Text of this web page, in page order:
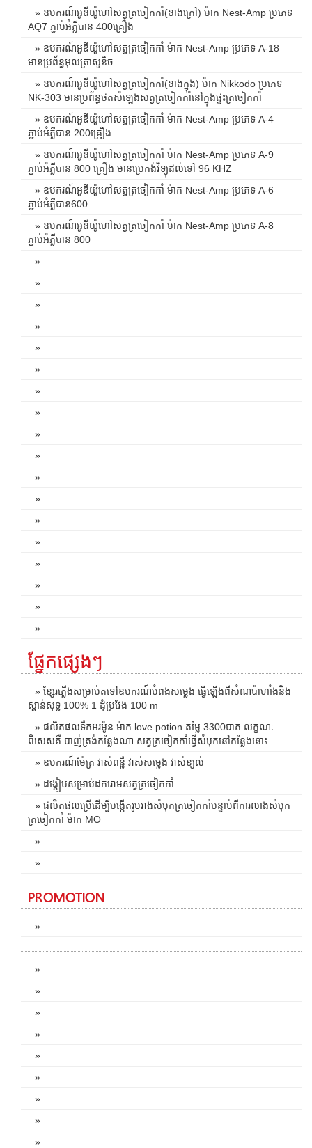
» ឧបករណ៍អូឌីយ៉ូហៅសត្វត្រចៀកកាំ(ខាងក្រៅ) ម៉ាក Nest-Amp ប្រភេទ
AQ7 ភ្ជាប់អំភ្លីបាន 400គ្រឿង
» ឧបករណ៍អូឌីយ៉ូហៅសត្វត្រចៀកកាំ ម៉ាក Nest-Amp ប្រភេទ A-18
មានប្រព័ន្ធអុលត្រាសូនិច
» ឧបករណ៍អូឌីយ៉ូហៅសត្វត្រចៀកកាំ(ខាងក្នុង) ម៉ាក Nikkodo ប្រភេទ
NK-303 មានប្រព័ន្ធថតសំឡេងសត្វត្រចៀកកាំនៅក្នុងផ្ទះត្រចៀកកាំ
» ឧបករណ៍អូឌីយ៉ូហៅសត្វត្រចៀកកាំ ម៉ាក Nest-Amp ប្រភេទ A-4
ភ្ជាប់អំភ្លីបាន 200គ្រឿង
» ឧបករណ៍អូឌីយ៉ូហៅសត្វត្រចៀកកាំ ម៉ាក Nest-Amp ប្រភេទ A-9
ភ្ជាប់អំភ្លីបាន 800 គ្រឿង មានប្រេកង់វិទ្យុដល់ទៅ 96 KHZ
» ឧបករណ៍អូឌីយ៉ូហៅសត្វត្រចៀកកាំ ម៉ាក Nest-Amp ប្រភេទ A-6
ភ្ជាប់អំភ្លីបាន600
» ឧបករណ៍អូឌីយ៉ូហៅសត្វត្រចៀកកាំ ម៉ាក Nest-Amp ប្រភេទ A-8
ភ្ជាប់អំភ្លីបាន 800
»
»
»
»
»
»
»
»
»
»
»
»
»
»
»
»
»
»
ផ្នែកផ្សេងៗ
» ខ្សែរភ្លើងសម្រាប់តទៅឧបករណ៍បំពងសម្លេង ធ្វើឡើងពីសំណប៉ាហាំងនិង
ស្ពាន់សុទ្ធ 100% 1 ដុំប្រវែង 100 m
» ផលិតផលទឹកអរម៉ូន ម៉ាក love potion តម្លៃ 3300បាត លក្ខណៈ
ពិសេសគឺ បាញ់ត្រង់កន្លែងណា សត្វត្រចៀកកាំធ្វើសំបុកនៅកន្លែងនោះ
» ឧបករណ៍ម៉ែត្រ វាស់ពន្លឺ វាស់សម្លេង វាស់ខ្យល់
» ដង្គៀបសម្រាប់ដករោមសត្វត្រចៀកកាំ
» ផលិតផលប្រើដើម្បីបង្កើតរូបរាងសំបុកត្រចៀកកាំបន្ទាប់ពីការលាងសំបុក
ត្រចៀកកាំ ម៉ាក MO
»
»
PROMOTION
»
»
»
»
»
»
»
»
»
»